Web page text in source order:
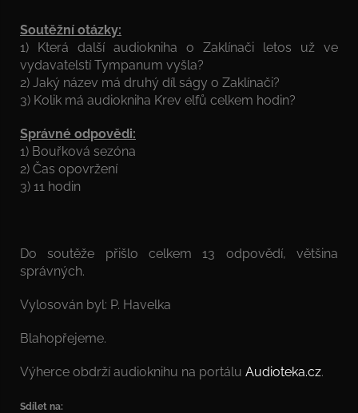
Soutěžní otázky:
1) Která další audiokniha o Zaklínači letos už ve
vydavatelstí Tympanum vyšla?
2) Jaký název má druhý díl ságy o Zaklínači?
3) Kolik má audiokniha Krev elfů celkem hodin?
Správné odpovědi:
1) Bouřková sezóna
2) Čas opovržení
3) 11 hodin
Do soutěže přišlo celkem 13 odpovědí, většina
správných.
Vylosován byl: P. Havelka
Blahopřejeme.
Výherce obdrží audioknihu na portálu Audioteka.cz.
Sdílet na: